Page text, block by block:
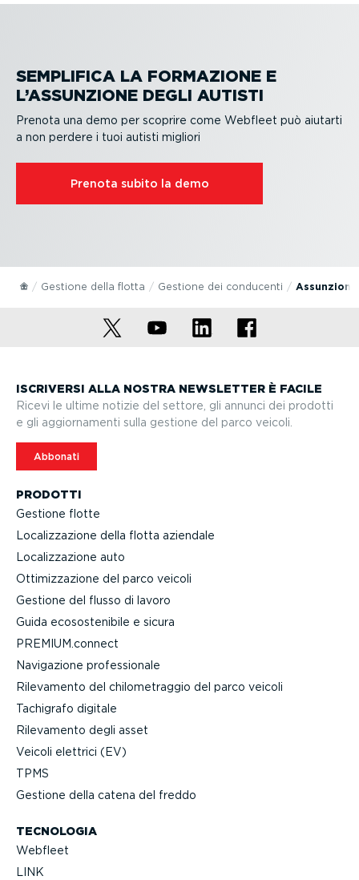
SEMPLIFICA LA FORMAZIONE E
L’ASSUNZIONE DEGLI AUTISTI
Prenota una demo per scoprire come Webfleet può aiutarti
a non perdere i tuoi autisti migliori
Prenota subito la demo
Gestione della flotta Gestione dei conducenti
PRODOTTI
Gestione flotte
Localiz­za­zione della flotta aziendale
Localiz­za­zione auto
Ottimiz­za­zione del parco veicoli
Gestione del flusso di lavoro
Guida ecoso­ste­nibile e sicura
PREMIUM.connect
Navigazione profes­sionale
Rilevamento del chilo­me­traggio del parco veicoli
Tachigrafo digitale
Rilevamento degli asset
Veicoli elettrici (EV)
TPMS
Gestione della catena del freddo
TECNOLOGIA
Webfleet
LINK
ISCRIVERSI ALLA NOSTRA NEWSLETTER È FACILE
Ricevi le ultime notizie del settore, gli annunci dei prodotti
e gli aggior­na­menti sulla gestione del parco veicoli.
Abbonati